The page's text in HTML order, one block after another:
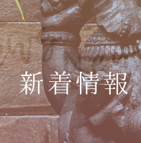
新着情報